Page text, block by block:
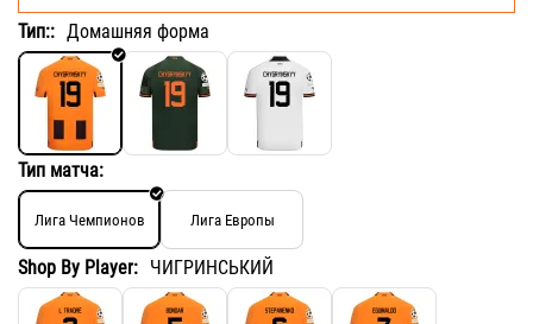
Тип:: Домашняя форма
Тип матча:
Лига Чемпионов Лига Европы
Shop By Player: ЧИГРИНСЬКИЙ